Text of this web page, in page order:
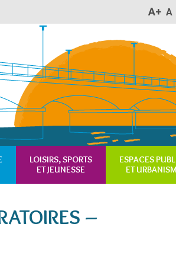
A+ A
LOISIRS, SPORTS
ET JEUNESSE
ESPACES
ET
–